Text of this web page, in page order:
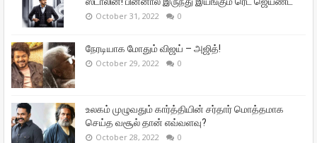
October 31, 2022 0
நேரடியாக மோதும் விஜய் – அஜித்!
October 29, 2022 0
உலகம் முழுவதும் கார்த்தியின் சர்தார் மொத்தமாக
செய்த வசூல் தான் எவ்வளவு?
October 28, 2022 0